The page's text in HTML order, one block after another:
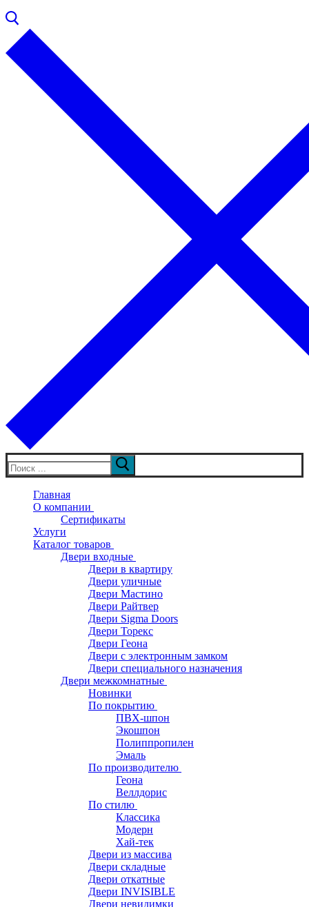
Искать:
Главная
О компании
Сертификаты
Услуги
Каталог товаров
Двери входные
Двери в квартиру
Двери уличные
Двери Мастино
Двери Райтвер
Двери Sigma Doors
Двери Торекс
Двери Геона
Двери с электронным замком
Двери специального назначения
Двери межкомнатные
Новинки
По покрытию
ПВХ-шпон
Экошпон
Полиппропилен
Эмаль
По производителю
Геона
Веллдорис
По стилю
Классика
Модерн
Хай-тек
Двери из массива
Двери складные
Двери откатные
Двери INVISIBLE
Двери невидимки